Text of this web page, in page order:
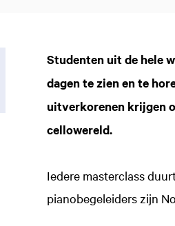
Studenten uit de hele
dagen te zien en te
uitverkorenen krijgen
cellowereld.
Iedere masterclass
pianobegeleiders zijn